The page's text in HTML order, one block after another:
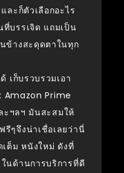
ละก็ตัวเลือกอะไร
บรรเจิด แถมเป็น
ข้างสะดุดตาในทุก
เก็บรวบรวมเอา
Amazon Prime
ะฯลฯ มันสะสมให้
ๆจึงน่าเชื่อเลยว่านี่
ต็ม หนังใหม่ ดังที่
นด้านการบริการที่ดี